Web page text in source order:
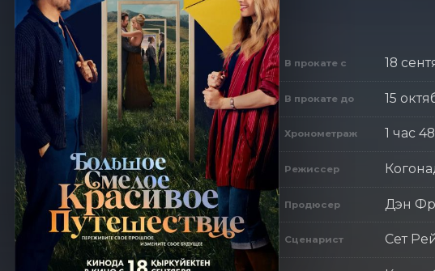
В прокате с 18
В прокате до 15
Хронометраж 1 час
Режиссер
Продюсер Дэн
Сценарист Сет